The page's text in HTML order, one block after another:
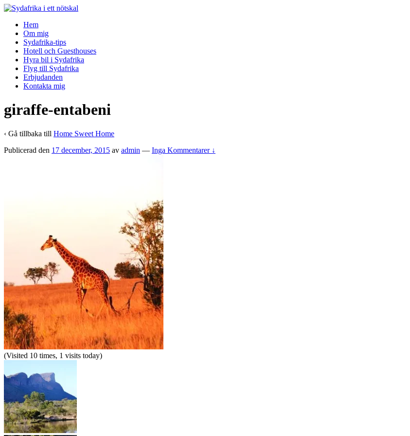
↓
Main
Content
Hem
Om mig
Sydafrika-tips
Hotell och Guesthouses
Hyra bil i Sydafrika
Flyg till Sydafrika
Erbjudanden
Kontakta mig
giraffe-entabeni
‹ Gå tillbaka till Home Sweet Home
Publicerad den 17 december, 2015 av admin — Inga Kommentarer ↓
(Visited 10 times, 1 visits today)